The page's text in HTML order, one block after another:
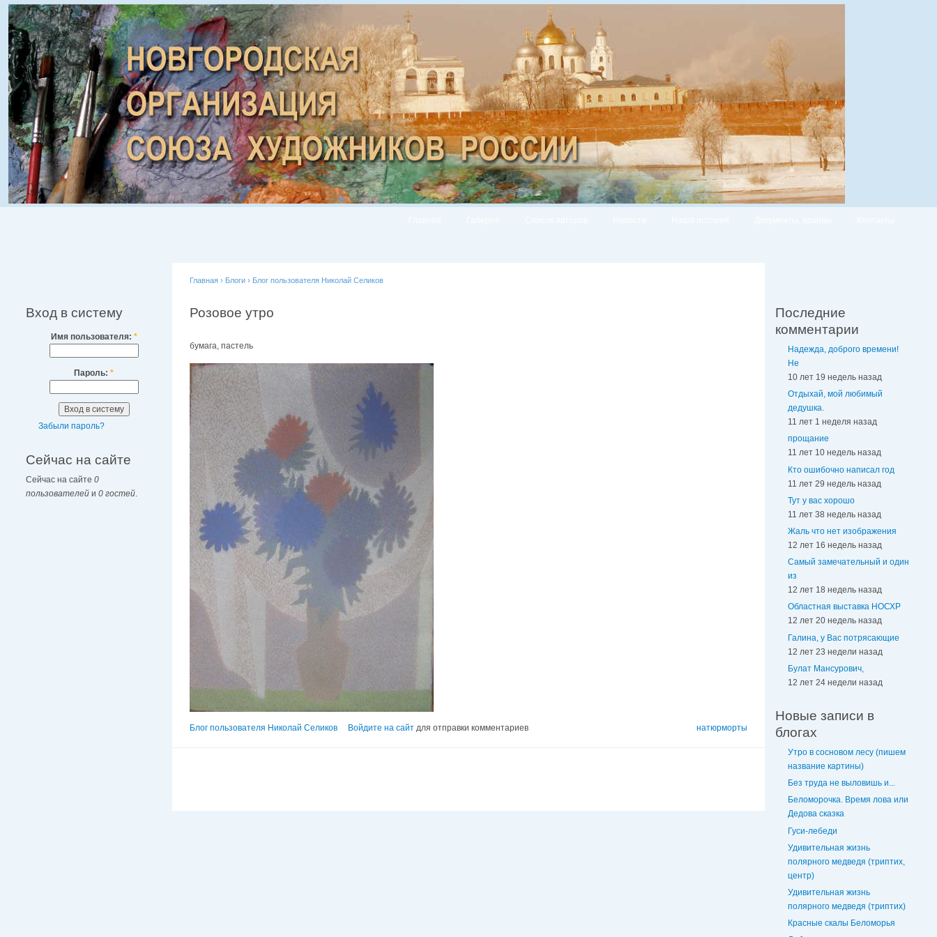
Вход в систему
Имя пользователя: *
Пароль: *
Забыли пароль?
Сейчас на сайте
Сейчас на сайте 0
пользователей и 0 гостей
Главная › Блоги › Блог пользователя Николай Селиков
Розовое утро
бумага, пастель
натюрморты
Блог пользователя Николай Селиков Войдите на сайт для отправки комментариев
Последние
комментарии
Надежда, доброго времени!
Не
10 лет 19 недель назад
Отдыхай, мой любимый
дедушка.
11 лет 1 неделя назад
прощание
11 лет 10 недель назад
Кто ошибочно написал год
11 лет 29 недель назад
Тут у вас хорошо
11 лет 38 недель назад
Жаль что нет изображения
12 лет 16 недель назад
Самый замечательный и один
из
12 лет 18 недель назад
Областная выставка НОСХР
12 лет 20 недель назад
Галина, у Вас потрясающие
12 лет 23 недели назад
Булат Мансурович,
12 лет 24 недели назад
Новые записи в
блогах
Утро в сосновом лесу (пишем
название картины)
Без труда не выловишь и...
Беломорочка. Время лова или
Дедова сказка
Гуси-лебеди
Удивительная жизнь
полярного медведя (триптих,
центр)
Удивительная жизнь
полярного медведя (триптих)
Красные скалы Беломорья